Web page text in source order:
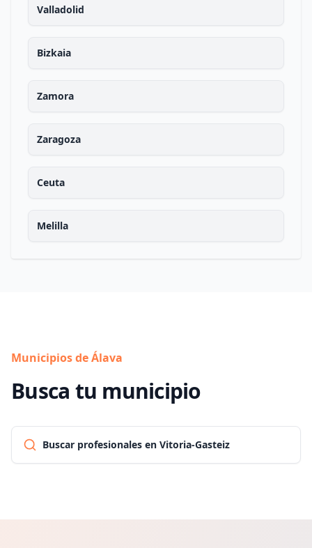
Valladolid
Bizkaia
Zamora
Zaragoza
Ceuta
Melilla
Municipios de Álava
Busca tu municipio
Buscar profesionales en Vitoria-Gasteiz